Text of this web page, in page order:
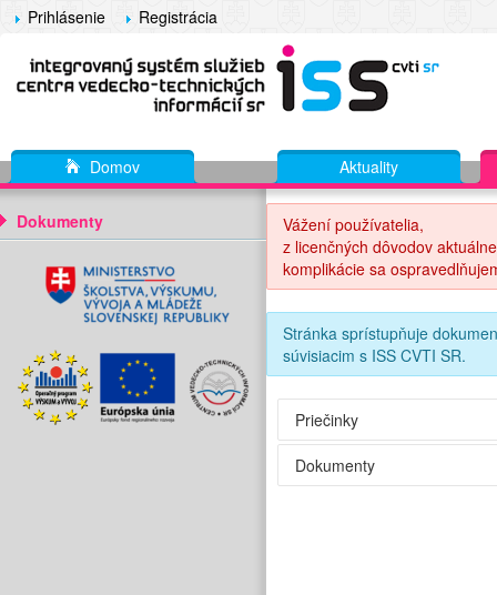
Prihlásenie Registrácia
Domov Aktuality
Dokumenty
Vážení používatelia,
z licenčných dôvodov
komplikácie sa
Stránka sprístupňuje
súvisiacim s ISS CVTI SR.
Priečinky
Dokumenty